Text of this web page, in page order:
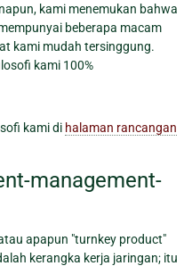
kami menemukan bahwa
beberapa macam
kami mudah tersinggung.
kami 100%
kami di halaman rancangan
management-
apapun "turnkey product"
kerangka kerja jaringan; itu